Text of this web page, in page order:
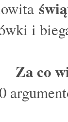
i
Za co